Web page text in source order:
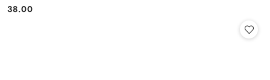
Cena:
38.00